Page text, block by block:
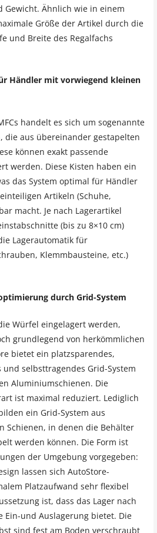
Gewicht. Ähnlich wie in einem
Größe der Artikel durch die
und Breite des Regalfachs
Händler mit vorwiegend kleinen
handelt es sich um sogenannte
die aus übereinander gestapelten
können exakt passende
werden. Diese Kisten haben ein
das System optimal für Händler
Artikeln (Schuhe,
macht. Je nach Lagerartikel
(bis zu 8×10 cm)
Lagerautomatik für
Klemmbausteine, etc.)
durch Grid-System
Würfel eingelagert werden,
grundlegend von herkömmlichen
bietet ein platzsparendes,
selbsttragendes Grid-System
Aluminiumschienen. Die
ist maximal reduziert. Lediglich
ein Grid-System aus
Schienen, in denen die Behälter
werden können. Die Form ist
der Umgebung vorgegeben:
lassen sich AutoStore-
Platzaufwand sehr flexibel
ist, dass das Lager nach
Ein-und Auslagerung bietet. Die
sind fest am Boden verschraubt